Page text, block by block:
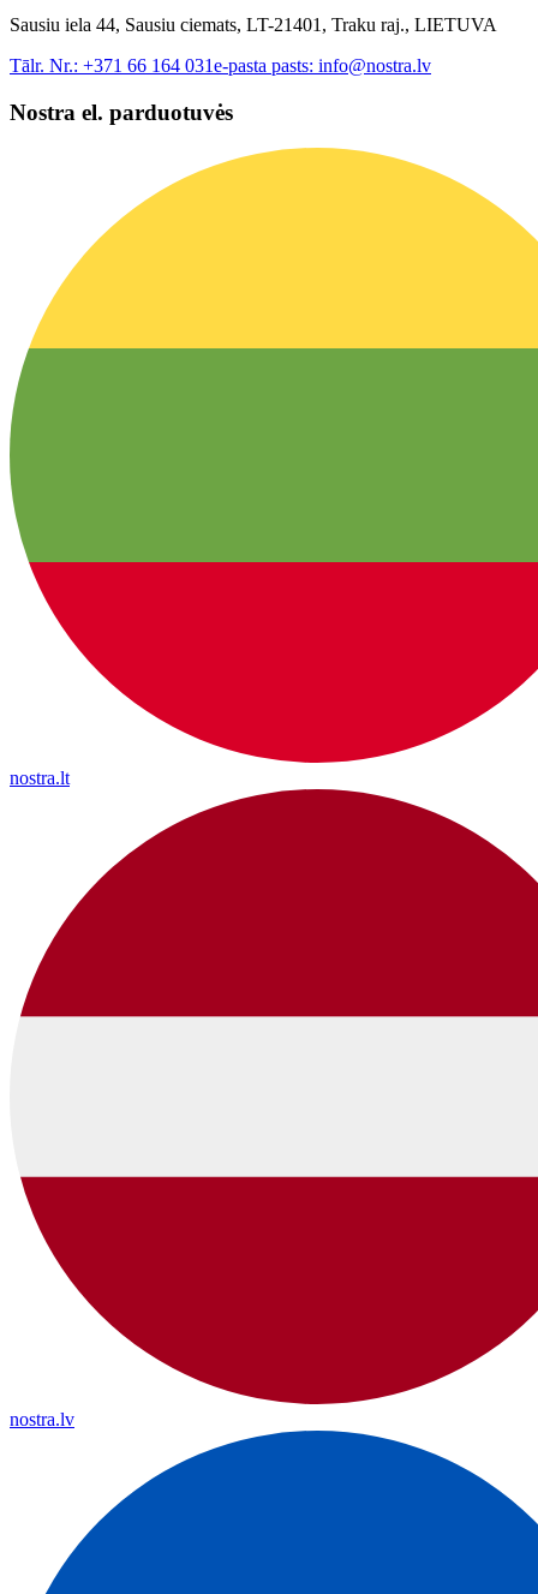
Sausiu iela 44, Sausiu ciemats, LT-21401, Traku raj., LIETUVA
Tālr. Nr.: +371 66 164 031e-pasta pasts: info@nostra.lv
Nostra el. parduotuvės
nostra.lt
nostra.lv